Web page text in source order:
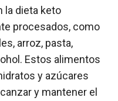
la dieta keto
procesados, como
arroz, pasta,
Estos alimentos
y azúcares
y mantener el